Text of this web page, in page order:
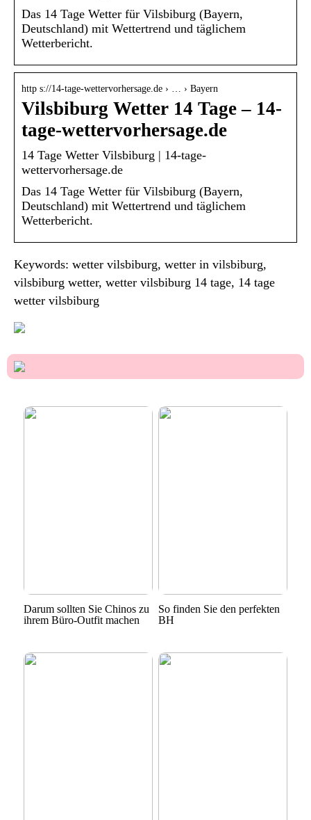
Das 14 Tage Wetter für Vilsbiburg (Bayern,
Deutschland) mit Wettertrend und täglichem
Wetterbericht.
http s://14-tage-wettervorhersage.de › … › Bayern
Vilsbiburg Wetter 14 Tage – 14-
tage-wettervorhersage.de
14 Tage Wetter Vilsbiburg | 14-tage-
wettervorhersage.de
Das 14 Tage Wetter für Vilsbiburg (Bayern,
Deutschland) mit Wettertrend und täglichem
Wetterbericht.
Keywords: wetter vilsbiburg, wetter in vilsbiburg,
vilsbiburg wetter, wetter vilsbiburg 14 tage, 14 tage
wetter vilsbiburg
Darum sollten Sie Chinos zu
ihrem Büro-Outfit machen
So finden Sie den perfekten
BH